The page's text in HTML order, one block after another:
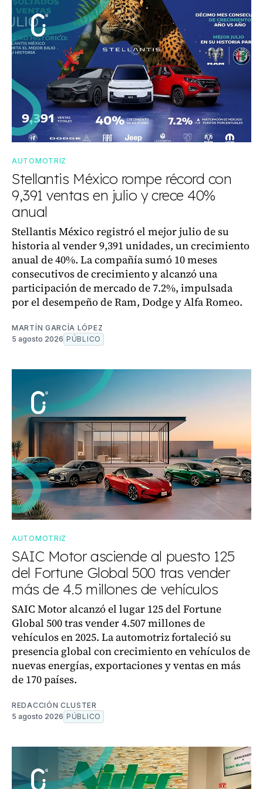
AUTOMOTRIZ
Stellantis México rompe récord con
9,391 ventas en julio y crece 40%
anual
Stellantis México registró el mejor julio de su
historia al vender 9,391 unidades, un crecimiento
anual de 40%. La compañía sumó 10 meses
consecutivos de crecimiento y alcanzó una
participación de mercado de 7.2%, impulsada
por el desempeño de Ram, Dodge y Alfa Romeo.
MARTÍN GARCÍA LÓPEZ
5 agosto 2026 PÚBLICO
AUTOMOTRIZ
SAIC Motor asciende al puesto 125
del Fortune Global 500 tras vender
más de 4.5 millones de vehículos
SAIC Motor alcanzó el lugar 125 del Fortune
Global 500 tras vender 4.507 millones de
vehículos en 2025. La automotriz fortaleció su
presencia global con crecimiento en vehículos de
nuevas energías, exportaciones y ventas en más
de 170 países.
REDACCIÓN CLUSTER
5 agosto 2026 PÚBLICO